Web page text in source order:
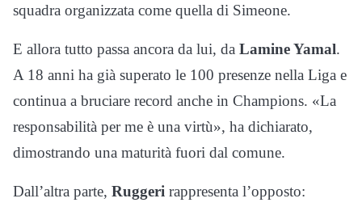
squadra organizzata come quella di Simeone.
E allora tutto passa ancora da lui, da Lamine Yamal.
A 18 anni ha già superato le 100 presenze nella Liga e
continua a bruciare record anche in Champions. «La
responsabilità per me è una virtù», ha dichiarato,
dimostrando una maturità fuori dal comune.
Dall’altra parte, Ruggeri rappresenta l’opposto: